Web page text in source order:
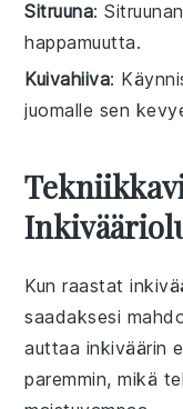
Sitruuna:
happamuutta.
Kuivahiiva:
juomalle sen
Kun raastat
saadaksesi
auttaa inkiväärin
paremmin, mikä